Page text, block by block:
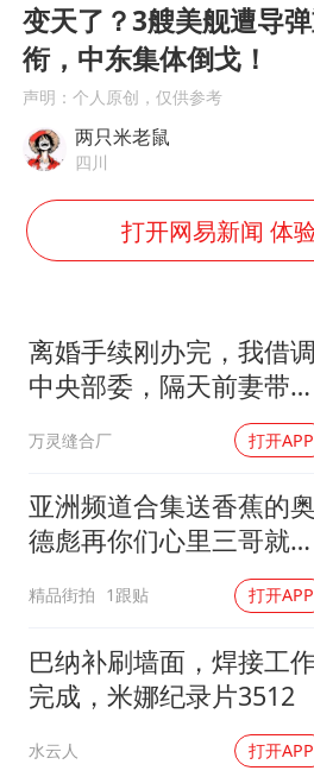
公司“上
东方之约
变天了？3艘美舰遭导
衔，中东集体倒戈！
声明：个人原创，仅供参考
两只米老鼠
四川
打开网易新闻 体
离婚手续刚办完，我借调
中央部委，隔天前妻带新
万灵缝合厂 打开APP
亚洲频道合集送香蕉的奥
德彪再你们心里三哥就是
精品街拍 1跟贴 打开APP
巴纳补刷墙面，焊接工
完成，米娜纪录片3512
水云人 打开APP